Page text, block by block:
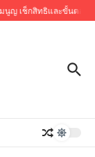
ญ เช็กสิทธิและขั้นตอน